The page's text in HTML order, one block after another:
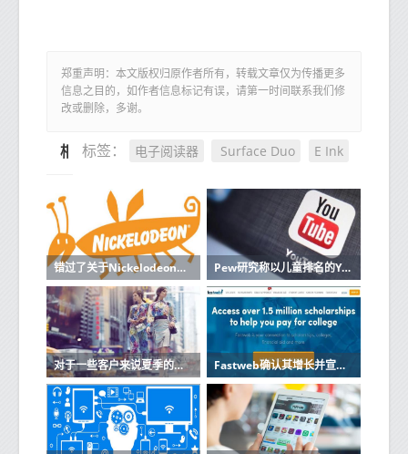
郑重声明：本文版权归原作者所有，转载文章仅为传播更多
信息之目的，如作者信息标记有误，请第一时间联系我们修
改或删除，多谢。
标签： 电子阅读器 Surface Duo E Ink
相关推荐
错过了关于Nickelodeon的电影那么所有旧角色都将与原声音演员一起回归 Pew研究称以儿童排名的YouTube视频排名最高
对于一些客户来说夏季的Wind Tre增加了 Fastweb确认其增长并宣布对5G的新投资